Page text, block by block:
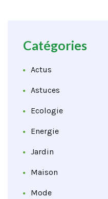
Catégories
Actus
Astuces
Ecologie
Energie
Jardin
Maison
Mode